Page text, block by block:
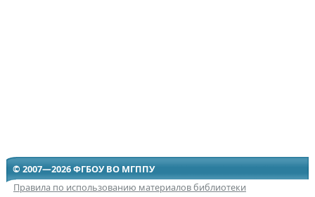
© 2007—2026 ФГБОУ ВО МГППУ
Правила по использованию материалов библиотеки